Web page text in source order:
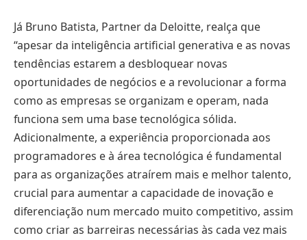
Já Bruno Batista, Partner da Deloitte, realça que
“apesar da inteligência artificial generativa e as novas
tendências estarem a desbloquear novas
oportunidades de negócios e a revolucionar a forma
como as empresas se organizam e operam, nada
funciona sem uma base tecnológica sólida.
Adicionalmente, a experiência proporcionada aos
programadores e à área tecnológica é fundamental
para as organizações atraírem mais e melhor talento,
crucial para aumentar a capacidade de inovação e
diferenciação num mercado muito competitivo, assim
como criar as barreiras necessárias às cada vez mais